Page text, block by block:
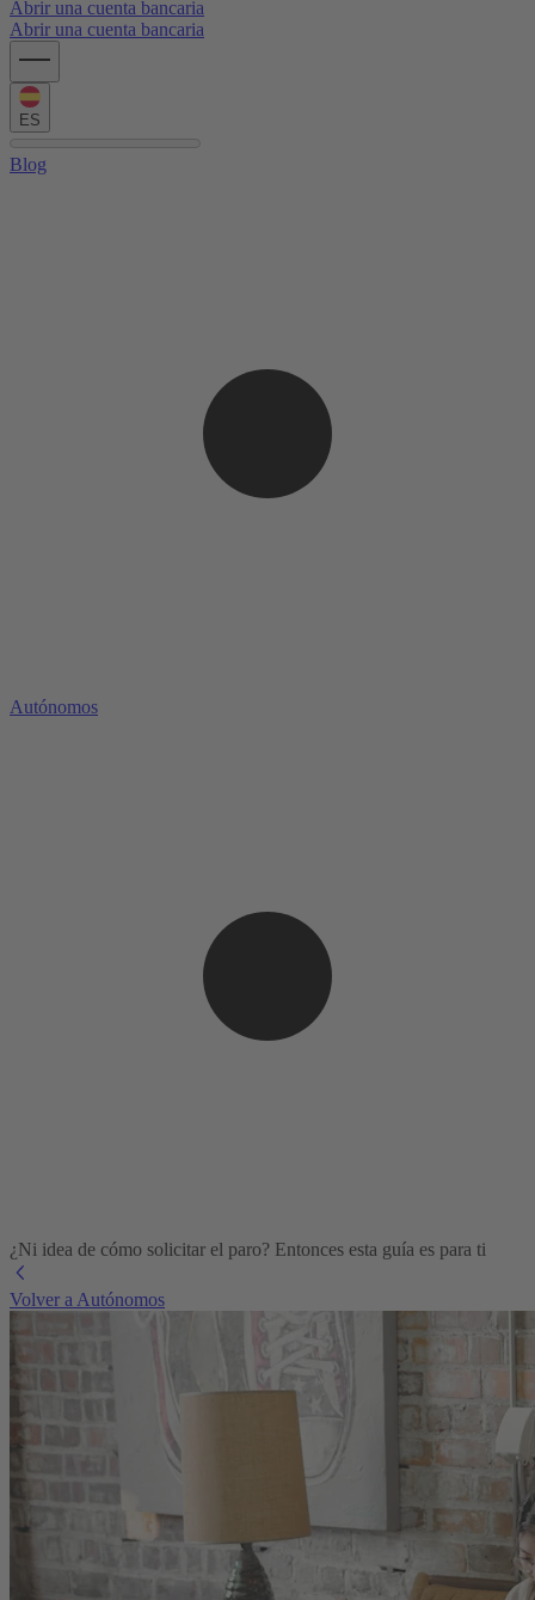
Abrir una cuenta bancaria
Abrir una cuenta bancaria
ES
Blog
Autónomos
¿Ni idea de cómo solicitar el paro? Entonces esta guía es para ti
Volver a Autónomos